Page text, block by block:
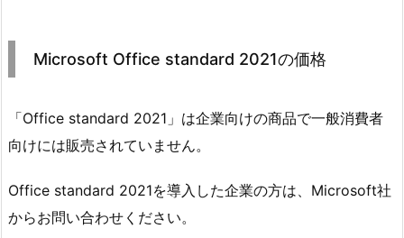
Microsoft Office standard 2021の価格
「Office standard 2021」は企業向けの商品で一般消費者
向けには販売されていません。
Office standard 2021を導入した企業の方は、Microsoft社
からお問い合わせください。